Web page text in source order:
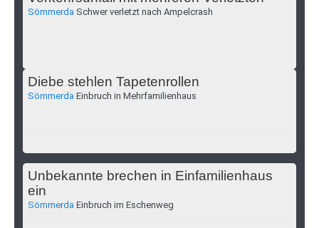
Sömmerda Schwer verletzt nach Ampelcrash
Diebe stehlen Tapetenrollen
Sömmerda Einbruch in Mehrfamilienhaus
Unbekannte brechen in Einfamilienhaus
ein
Sömmerda Einbruch im Eschenweg